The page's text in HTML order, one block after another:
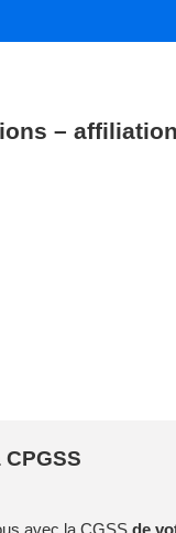
–
avec la CGSS de